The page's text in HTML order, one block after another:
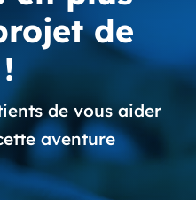
de
de vous aider
aventure